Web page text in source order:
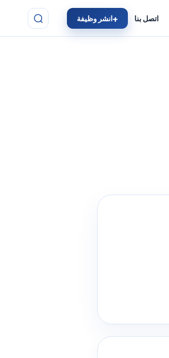
اتصل بنا انشر وظيفة